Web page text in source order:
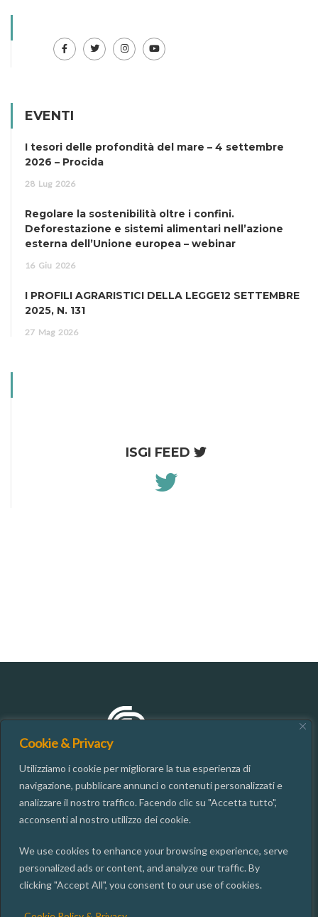
Cookie & Privacy
Utilizziamo i cookie per migliorare la tua esperienza di
navigazione, pubblicare annunci o contenuti personalizzati e
analizzare il nostro traffico. Facendo clic su "Accetta tutto",
acconsenti al nostro utilizzo dei cookie.
We use cookies to enhance your browsing experience, serve
personalized ads or content, and analyze our traffic. By
clicking "Accept All", you consent to our use of cookies.
EVENTI
I tesori delle profondità del mare – 4 settembre
2026 – Procida
28 Lug 2026
Regolare la sostenibilità oltre i confini.
Deforestazione e sistemi alimentari nell’azione
esterna dell’Unione europea – webinar
16 Giu 2026
I PROFILI AGRARISTICI DELLA LEGGE12 SETTEMBRE
2025, N. 131
27 Mag 2026
ISGI FEED
CONTATTI
06.49937667